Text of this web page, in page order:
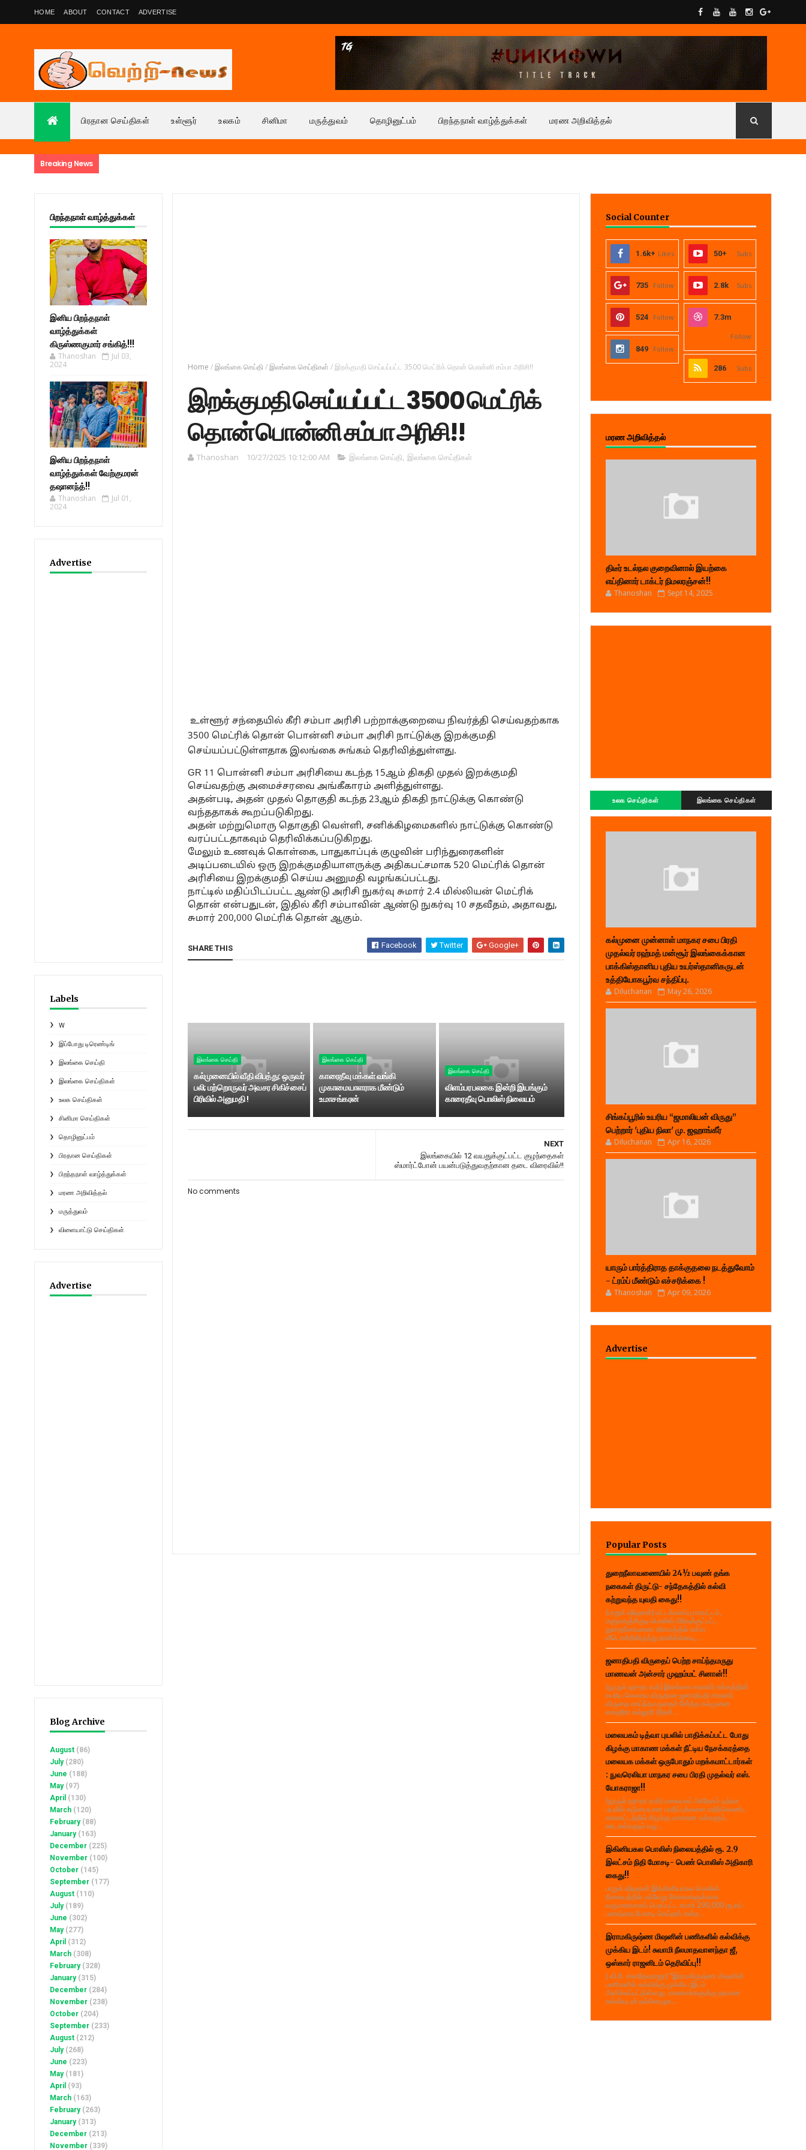
HOME ABOUT CONTACT ADVERTISE
பிரதான செய்திகள் உள்ளூர் உலகம் சினிமா மருத்துவம் தொழினுட்பம் பிறந்தநாள் வாழ்த்துக்கள் மரண அறிவித்தல்
Breaking News
பிறந்தநாள் வாழ்த்துக்கள்
இனிய பிறந்தநாள்
வாழ்த்துக்கள்
கிருஸ்ணகுமார் சங்கித்!!!
Thanoshan
Jul 03,
2024
இனிய பிறந்தநாள்
வாழ்த்துக்கள் வேற்குமரன்
தஷானந்த்!!
Thanoshan
Jul 01,
2024
Advertise
Labels
W
இப்போது டிரெண்டிங்
இலங்கை செய்தி
இலங்கை செய்திகள்
உலக செய்திகள்
சினிமா செய்திகள்
தொழினுட்பம்
பிரதான செய்திகள்
பிறந்தநாள் வாழ்த்துக்கள்
மரண அறிவித்தல்
மருத்துவம்
விளையாட்டு செய்திகள்
Advertise
Blog Archive
August (86)
July(280)
June (188)
May(97)
April (130)
March (120)
February(88)
January(163)
December (225)
November (100)
October (145)
September (177)
August (110)
July(189)
June (302)
May(277)
April (312)
March (308)
February(328)
January(315)
December (284)
November (238)
October (204)
September (233)
August (212)
July(268)
June (223)
May(181)
April (93)
March (163)
February(263)
January(313)
December (213)
November (339)
Home /இலங்கை செய்தி /இலங்கை செய்திகள் /இறக்குமதி செய்யப்பட்ட 3500 மெட்ரிக் தொன் பொன்னி சம்பா அரிசி!!
இறக்குமதி செய்யப்பட்ட 3500 மெட்ரிக்
தொன் பொன்னி சம்பா அரிசி!!
Thanoshan 10/27/2025 10:12:00 AM இலங்கை செய்தி, இலங்கை செய்திகள்
உள்ளூர் சந்தையில் கீரி சம்பா அரிசி பற்றாக்குறையை நிவர்த்தி செய்வதற்காக
3500 மெட்ரிக் தொன் பொன்னி சம்பா அரிசி நாட்டுக்கு இறக்குமதி
செய்யப்பட்டுள்ளதாக இலங்கை சுங்கம் தெரிவித்துள்ளது.
GR 11 பொன்னி சம்பா அரிசியை கடந்த 15ஆம் திகதி முதல் இறக்குமதி
செய்வதற்கு அமைச்சரவை அங்கீகாரம் அளித்துள்ளது.
அதன்படி, அதன் முதல் தொகுதி கடந்த 23ஆம் திகதி நாட்டுக்கு கொண்டு
வந்ததாகக் கூறப்படுகிறது.
அதன் மற்றுமொரு தொகுதி வெள்ளி, சனிக்கிழமைகளில் நாட்டுக்கு கொண்டு
வரப்பட்டதாகவும் தெரிவிக்கப்படுகிறது.
மேலும் உணவுக் கொள்கை, பாதுகாப்புக் குழுவின் பரிந்துரைகளின்
அடிப்படையில் ஒரு இறக்குமதியாளருக்கு அதிகபட்சமாக 520 மெட்ரிக் தொன்
அரிசியை இறக்குமதி செய்ய அனுமதி வழங்கப்பட்டது.
நாட்டில் மதிப்பிடப்பட்ட ஆண்டு அரிசி நுகர்வு சுமார் 2.4 மில்லியன் மெட்ரிக்
தொன் என்பதுடன், இதில் கீரி சம்பாவின் ஆண்டு நுகர்வு 10 சதவீதம், அதாவது,
சுமார் 200,000 மெட்ரிக் தொன் ஆகும்.
SHARE THIS Facebook Twitter Google+
இலங்கை செய்தி
கல்முனையில் வீதி விபத்து: ஒருவர்
பலி; மற்றொருவர் அவசர சிகிச்சைப்
பிரிவில் அனுமதி !
இலங்கை செய்தி
காரைதீவு மக்கள் வங்கி
முகாமையாளராக மீண்டும்
உமாசங்கரன்
இலங்கை செய்தி
விளம்பர பலகை இன்றி இயங்கும்
காரைதீவு பொலிஸ் நிலையம்
NEXT
இலங்கையில் 12 வயதுக்குட்பட்ட குழந்தைகள்
ஸ்மார்ட்போன் பயன்படுத்துவதற்கான தடை விரைவில்!!
No comments
Social Counter
1.6k+ Likes 50+ Subs
735 Follow 2.8k Subs
524 Follow 7.3m
Follow
849 Follow
286 Subs
மரண அறிவித்தல்
திடீர் உடல்நல குறைவினால் இயற்கை
எய்தினார் டாக்டர் நிமலரஞ்சன்!!
Thanoshan Sept 14, 2025
உலக செய்திகள் இலங்கை செய்திகள்
கல்முனை முன்னாள் மாநகர சபை பிரதி
முதல்வர் ரஹ்மத் மன்சூர் இலங்கைக்கான
பாக்கிஸ்தானிய புதிய உயர்ஸ்தானிகருடன்
உத்தியோகபூர்வ சந்திப்பு.
Diluchanan May 26, 2026
சிங்கப்பூரில் உயரிய “ஜமாலியன் விருது”
பெற்றார் 'புதிய நிலா' மு. ஜஹாங்கீர்
Diluchanan Apr 16, 2026
யாரும் பார்த்திராத தாக்குதலை நடத்துவோம்
- ட்ரம்ப் மீண்டும் எச்சரிக்கை !
Thanoshan Apr 09, 2026
Advertise
Popular Posts
துறைநீலாவணையில் 24½ பவுண் தங்க
நகைகள் திருட்டு- சந்தேகத்தில் கல்வி
கற்றுவந்த யுவதி கைது!!
(பாறுக் ஷிஹான்) மட்டக்களப்பு மாவட்டம்,
களுவாஞ்சிகுடி பொலிஸ் பிரிவுக்குட்பட்ட
துறைநீலாவணை கிராமத்தில் உள்ள
வீடொன்றிலிருந்து தாலிக்கொடி,...
ஜனாதிபதி விருதைப் பெற்ற சாய்ந்தமருது
மாணவன் அன்சார் முஹம்மட் சினான்!!
(நூருல் ஹுதா உமர்) இலங்கை சாரணர் சங்கத்தின்
உயரிய கௌரவ விருதான ஜனாதிபதி சாரணர்
விருதை சாய்ந்தமருதைச் சேர்ந்த கல்முனை
ஸாஹிரா கல்லூரி (தேசி...
மலையகம் டித்வா புயலில் பாதிக்கப்பட்ட போது
கிழக்கு மாகாண மக்கள் நீட்டிய நேசக்கரத்தை
மலையக மக்கள் ஒருபோதும் மறக்கமாட்டார்கள்
: நுவரெலியா மாநகர சபை பிரதி முதல்வர் எஸ்.
யோகராஜா!!
(நூருல் ஹுதா உமர்) மலையகப் பிரதேசம் டித்வா
புயலில் கடுமையான பாதிப்புக்களை எதிர்கொண்ட
காலகட்டத்தில் கிழக்கு மாகாண மக்களும்,
ஊடகங்களும் வழ...
இகினியகல பொலிஸ் நிலையத்தில் ரூ. 2.9
இலட்சம் நிதி மோசடி- பெண் பொலிஸ் அதிகாரி
கைது!!
பாறுக் ஷிஹான் இங்கினியாகல பொலிஸ்
நிலையத்தில் பல்வேறு சேவைகளுக்காக
வருமானமாகப் பெறப்பட்ட சுமார் 290,000 ரூபாய்
பணத்தை மோசடி செய்தார் என்ற...
இராமகிருஷ்ண மிஷனின் பணிகளில் கல்விக்கு
முக்கிய இடம்! சுவாமி நீலமாதவானந்தா ஜீ,
ஒஸ்கார் ராஜனிடம் தெரிவிப்பு!!
( வி.ரி. சகாதேவராஜா) "இராமகிருஷ்ண மிஷனின்
பணிகளில் கல்விக்கு முக்கிய இடம்
அளிக்கப்பட்டுள்ளது. மாணவர்களுக்கு தரமான
கல்வியுடன் நல்லொழுக...